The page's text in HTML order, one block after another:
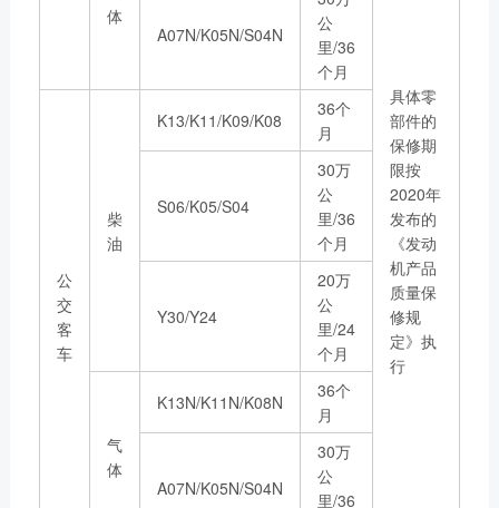
销售服务热线：
0775-3220350
24小时售后服务热线：
+86 95098
0775-3220350
24小时售后服务热线：
具体零
部件的
保修期
限按
2020年
发布的
《发动
机产品
质量保
修规
定》执
行
体
A07N/K05N/S04N
公
里/36
个月
公
交
客
车
柴
油
K13/K11/K09/K08
36个
月
S06/K05/S04
30万
公
里/36
个月
Y30/Y24
20万
公
里/24
个月
气
体
K13N/K11N/K08N
36个
月
A07N/K05N/S04N
30万
公
里/36